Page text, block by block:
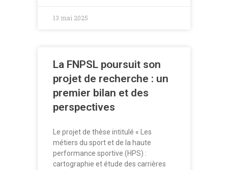
13 mai 2025
La FNPSL poursuit son
projet de recherche : un
premier bilan et des
perspectives
Le projet de thèse intitulé « Les
métiers du sport et de la haute
performance sportive (HPS) :
cartographie et étude des carrières